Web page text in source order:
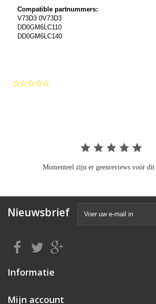
Compatible partnummers:
V73D3 0V73D3
DD0GM6LC110
DD0GM6LC140
Momenteel zijn er geenreviews voor dit
Nieuwsbrief
Informatie
Mijn account